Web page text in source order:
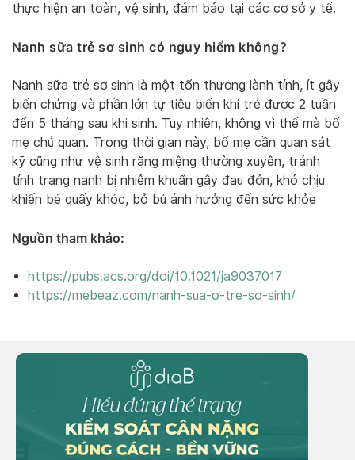
thực hiện an toàn, vệ sinh, đảm bảo tại các cơ sở y tế.
Nanh sữa trẻ sơ sinh có nguy hiểm không?
Nanh sữa trẻ sơ sinh là một tổn thương lành tính, ít gây
biến chứng và phần lớn tự tiêu biến khi trẻ được 2 tuần
đến 5 tháng sau khi sinh. Tuy nhiên, không vì thế mà bố
mẹ chủ quan. Trong thời gian này, bố mẹ cần quan sát
kỹ cũng như vệ sinh răng miệng thường xuyên, tránh
tính trạng nanh bị nhiễm khuẩn gây đau đớn, khó chịu
khiến bé quấy khóc, bỏ bú ảnh hưởng đến sức khỏe
Nguồn tham khảo:
https://pubs.acs.org/doi/10.1021/ja9037017
https://mebeaz.com/nanh-sua-o-tre-so-sinh/